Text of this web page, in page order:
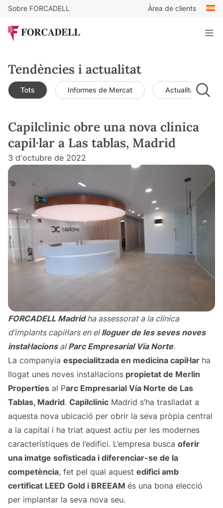
Sobre FORCADELL Àrea de clients
Tendències i actualitat
Tots Informes de Mercat Actualitat de
Capilclinic obre una nova clínica
capil·lar a Las tablas, Madrid
3 d'octubre de 2022
FORCADELL Madridha assessorat a la clínica
d’implants capil·lars en ellloguer de les seves noves
instal·lacionsalParc Empresarial Vía Norte.
La companyia especialitzada en medicina capil·lar ha
llogat unes noves instal·lacions propietat de Merlin
Properties al Parc Empresarial Vía Norte de Las
Tablas, Madrid. Capilclinic Madrid s’ha traslladat a
aquesta nova ubicació per obrir la seva pròpia central
a la capital i ha triat aquest actiu per les modernes
característiques de l’edifici. L’empresa busca oferir
una imatge sofisticada i diferenciar-se de la
competència, fet pel qual aquest edifici amb
certificat LEED Gold i BREEAM és una bona elecció
per implantar la seva nova seu.